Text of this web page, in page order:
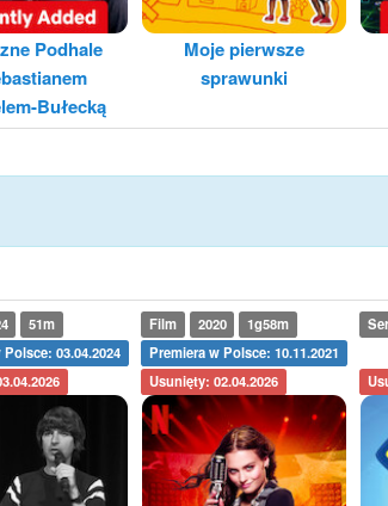
Podhale
Bułecką
Moje pierwsze
sprawunki
51m
03.04.2024
Film 2020
1g58m
Premiera w Polsce: 10.11.2021
Usunięty: 02.04.2026